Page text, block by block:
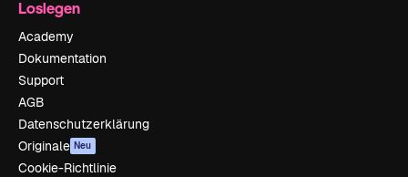
Loslegen
Academy
Dokumentation
Support
AGB
Datenschutzerklärung
Originale Neu
Cookie-Richtlinie